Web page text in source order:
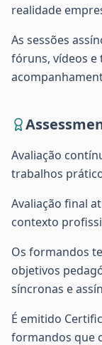
realidade
As sessões
fóruns, vídeos e
Avaliação
trabalhos
Avaliação final
contexto
Os formandos
objetivos
síncronas e
É emitido
formandos que